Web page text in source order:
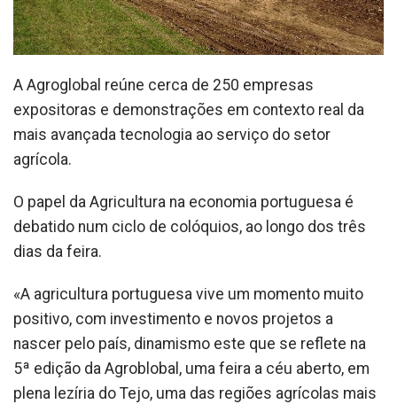
A Agroglobal reúne cerca de 250 empresas
expositoras e demonstrações em contexto real da
mais avançada tecnologia ao serviço do setor
agrícola.
O papel da Agricultura na economia portuguesa é
debatido num ciclo de colóquios, ao longo dos três
dias da feira.
«A agricultura portuguesa vive um momento muito
positivo, com investimento e novos projetos a
nascer pelo país, dinamismo este que se reflete na
5ª edição da Agroblobal, uma feira a céu aberto, em
plena lezíria do Tejo, uma das regiões agrícolas mais